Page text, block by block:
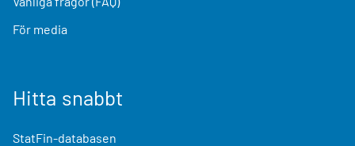
För media
Hitta snabbt
StatFin-databasen